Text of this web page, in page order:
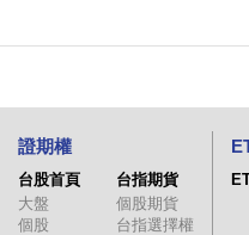
證期權
台股首頁
大盤
個股
台指期貨
個股期貨
台指選擇權